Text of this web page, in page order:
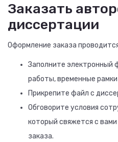
Заказать
диссертации
Оформление заказа
Заполните электронный
работы, временные
Прикрепите файл с
Обговорите условия
который свяжется с
заказа.